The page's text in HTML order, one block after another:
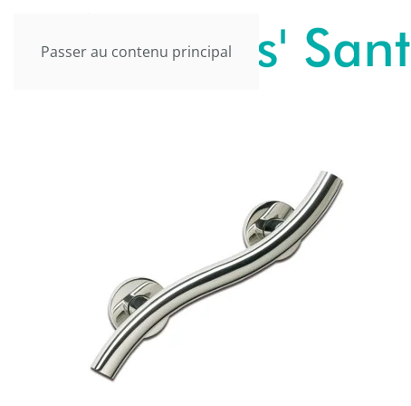
Passer au contenu principal